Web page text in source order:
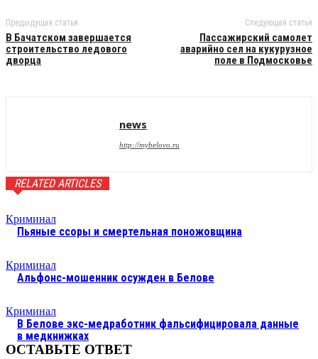
Предыдущая статья
В Бачатском завершается
строительство ледового
дворца
Следующая статья
Пассажирский самолет
аварийно сел на кукурузное
поле в Подмосковье
news
http://mybelovo.ru
RELATED ARTICLES
Криминал
Пьяные ссоры и смертельная поножовщина
Криминал
Альфонс-мошенник осужден в Белове
Криминал
В Белове экс-медработник фальсифицировала данные
в медкнижках
ОСТАВЬТЕ ОТВЕТ